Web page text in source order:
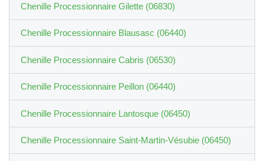
Chenille Processionnaire Gilette (06830)
Chenille Processionnaire Blausasc (06440)
Chenille Processionnaire Cabris (06530)
Chenille Processionnaire Peillon (06440)
Chenille Processionnaire Lantosque (06450)
Chenille Processionnaire Saint-Martin-Vésubie (06450)